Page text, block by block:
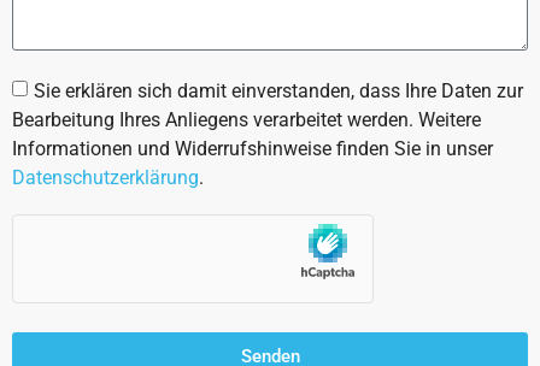
Sie erklären sich damit einverstanden, dass Ihre Daten zur
Bearbeitung Ihres Anliegens verarbeitet werden. Weitere
Informationen und Widerrufshinweise finden Sie in unser
Datenschutzerklärung.
Senden